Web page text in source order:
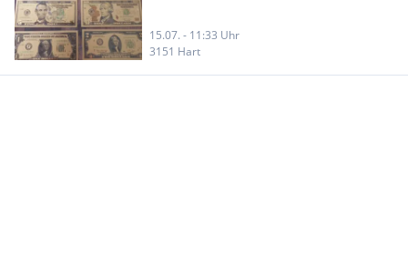
15.07. - 11:33 Uhr
3151 Hart